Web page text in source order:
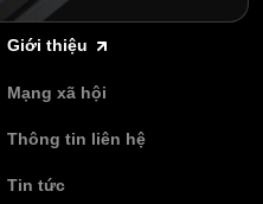
Giới thiệu
Mạng xã hội
Thông tin liên hệ
Tin tức